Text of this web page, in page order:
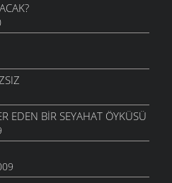
EDEN BIR SEYAHAT ÖYKÜSÜ